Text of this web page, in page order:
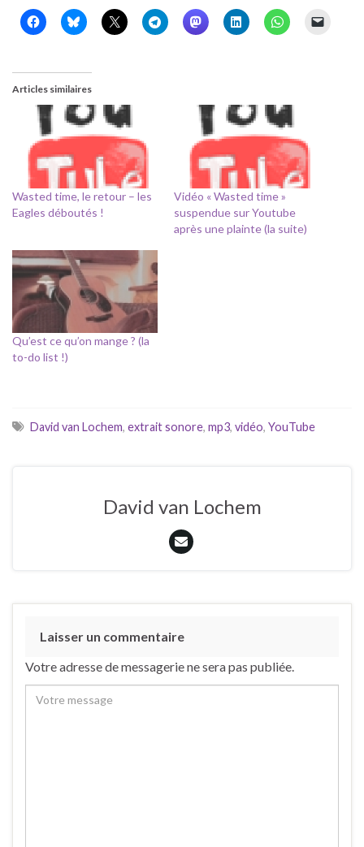
Articles similaires
Wasted time, le retour – les
Eagles déboutés !
Vidéo « Wasted time »
suspendue sur Youtube
après une plainte (la suite)
Qu’est ce qu’on mange ? (la
to-do list !)
David van Lochem, extrait sonore, mp3, vidéo, YouTube
David van Lochem
Laisser un commentaire
Votre adresse de messagerie ne sera pas publiée.